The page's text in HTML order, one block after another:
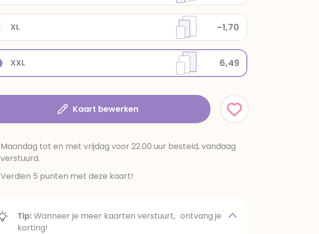
XXL 6,49
XL -1,70
Kaart bewerken
Maandag tot en met vrijdag voor 22.00 uur besteld, vandaag
verstuurd.
Verdien 5 punten met deze kaart!
Tip:Wanneer je meer kaarten verstuurt, ontvang je
korting!